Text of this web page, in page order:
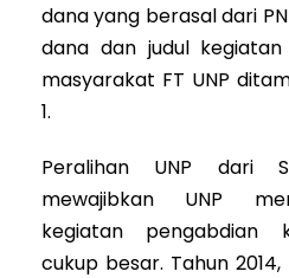
dana yang berasal dari
dana dan judul
masyarakat FT UNP
1.
Peralihan UNP dari
mewajibkan UNP
kegiatan pengabdian
cukup besar. Tahun